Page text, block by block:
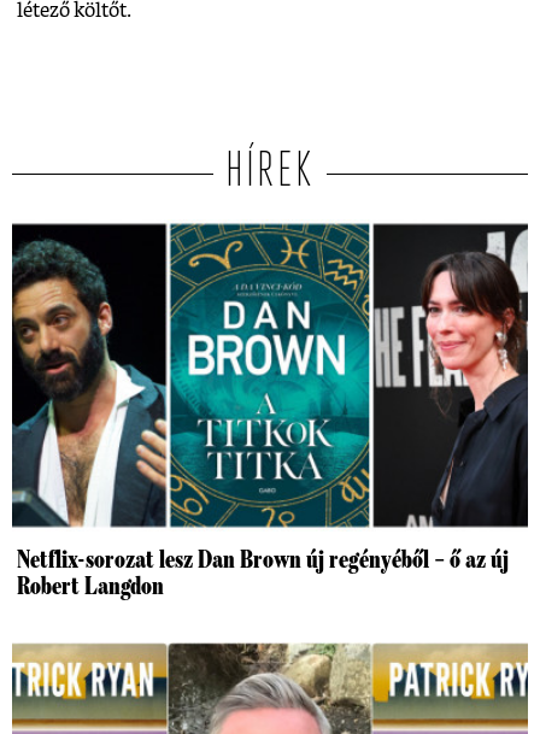
létező költőt.
HÍREK
Netflix-sorozat lesz Dan Brown új regényéből – ő az új
Robert Langdon